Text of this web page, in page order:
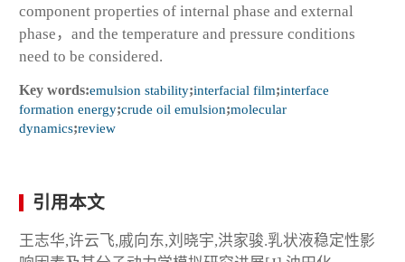
component properties of internal phase and external
phase，and the temperature and pressure conditions
need to be considered.
Key words:emulsion stability;interfacial film;interface
formation energy;crude oil emulsion;molecular
dynamics;review
引用本文
王志华,许云飞,戚向东,刘晓宇,洪家骏.乳状液稳定性影